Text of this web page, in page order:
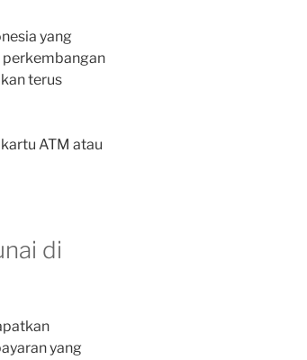
yang
perkembangan
terus
ATM atau
di
yang